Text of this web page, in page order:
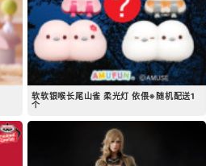
软软银喉长尾山雀 柔光灯 依偎※随机配送1
个